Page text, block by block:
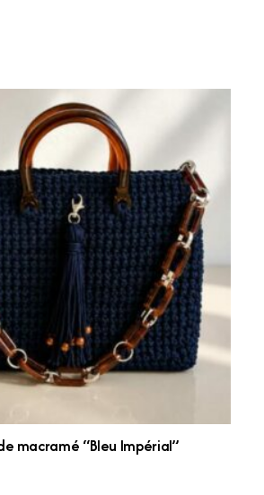
macramé “Bleu Impérial”